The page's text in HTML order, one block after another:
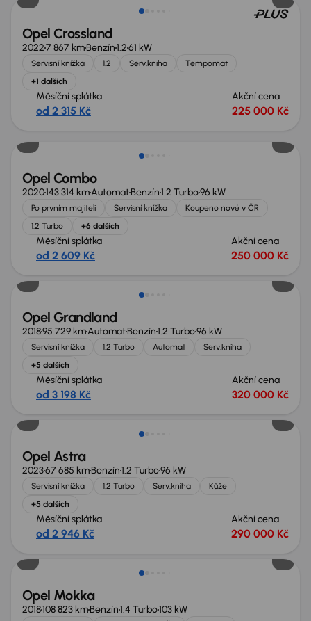
Opel Crossland
20227 867 kmBenzín1.261 kW
Servisní knížka 1.2 Serv.kniha
Tempomat
+1 dalších
Měsíční splátka
od 2 315 Kč
Akční cena
225 000 Kč
Opel Combo
2020143 314 kmAutomatBenzín1.2 Turbo96 kW
Po prvním majiteli Servisní knížka
Koupeno nové v ČR
1.2 Turbo
+6 dalších
Měsíční splátka
od 2 609 Kč
Akční cena
250 000 Kč
Opel Grandland
201895 729 kmAutomatBenzín1.2 Turbo96 kW
Servisní knížka 1.2 Turbo Automat
Serv.kniha
+5 dalších
Měsíční splátka
od 3 198 Kč
Akční cena
320 000 Kč
Zlevněno o 60 000 Kč
Opel Astra
202367 685 kmBenzín1.2 Turbo96 kW
Servisní knížka 1.2 Turbo Serv.kniha
Kůže
+5 dalších
Měsíční splátka
od 2 946 Kč
Akční cena
290 000 Kč
Zlevněno o 50 000 Kč
Opel Mokka
2018108 823 kmBenzín1.4 Turbo103 kW